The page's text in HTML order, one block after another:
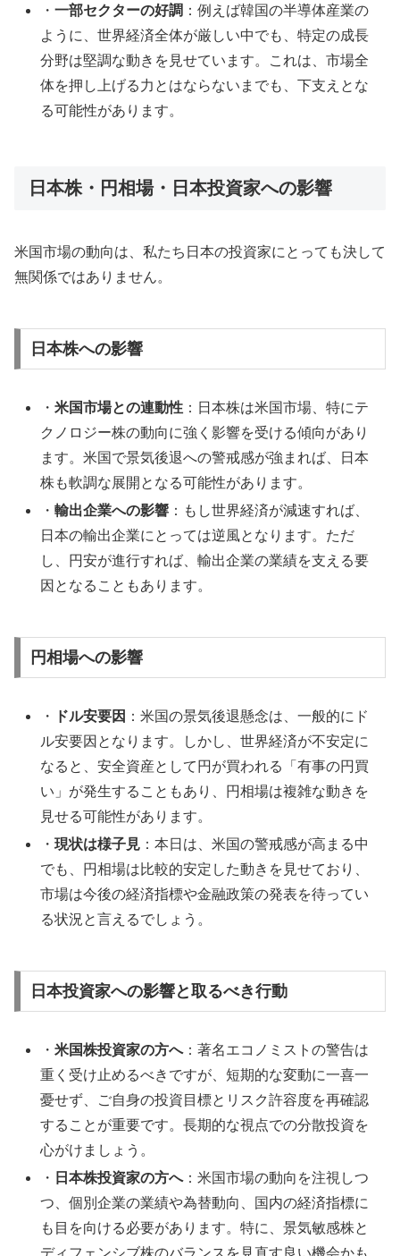
・一部セクターの好調 ：例えば韓国の半導体産業の
ように、世界経済全体が厳しい中でも、特定の成長
分野は堅調な動きを見せています。これは、市場全
体を押し上げる力とはならないまでも、下支えとな
る可能性があります。
日本株・円相場・日本投資家への影響
米国市場の動向は、私たち日本の投資家にとっても決して
無関係ではありません。
日本株への影響
・米国市場との連動性 ：日本株は米国市場、特にテ
クノロジー株の動向に強く影響を受ける傾向があり
ます。米国で景気後退への警戒感が強まれば、日本
株も軟調な展開となる可能性があります。
・輸出企業への影響 ：もし世界経済が減速すれば、
日本の輸出企業にとっては逆風となります。ただ
し、円安が進行すれば、輸出企業の業績を支える要
因となることもあります。
円相場への影響
・ ドル安要因 ：米国の景気後退懸念は、一般的にド
ル安要因となります。しかし、世界経済が不安定に
なると、安全資産として円が買われる「有事の円買
い」が発生することもあり、円相場は複雑な動きを
見せる可能性があります。
・現状は様子見 ：本日は、米国の警戒感が高まる中
でも、円相場は比較的安定した動きを見せており、
市場は今後の経済指標や金融政策の発表を待ってい
る状況と言えるでしょう。
日本投資家への影響と取るべき行動
・米国株投資家の方へ：著名エコノミストの警告は
重く受け止めるべきですが、短期的な変動に一喜一
憂せず、ご自身の投資目標とリスク許容度を再確認
することが重要です。長期的な視点での分散投資を
心がけましょう。
・ 日本株投資家の方へ：米国市場の動向を注視しつ
つ、個別企業の業績や為替動向、国内の経済指標に
も目を向ける必要があります。特に、景気敏感株と